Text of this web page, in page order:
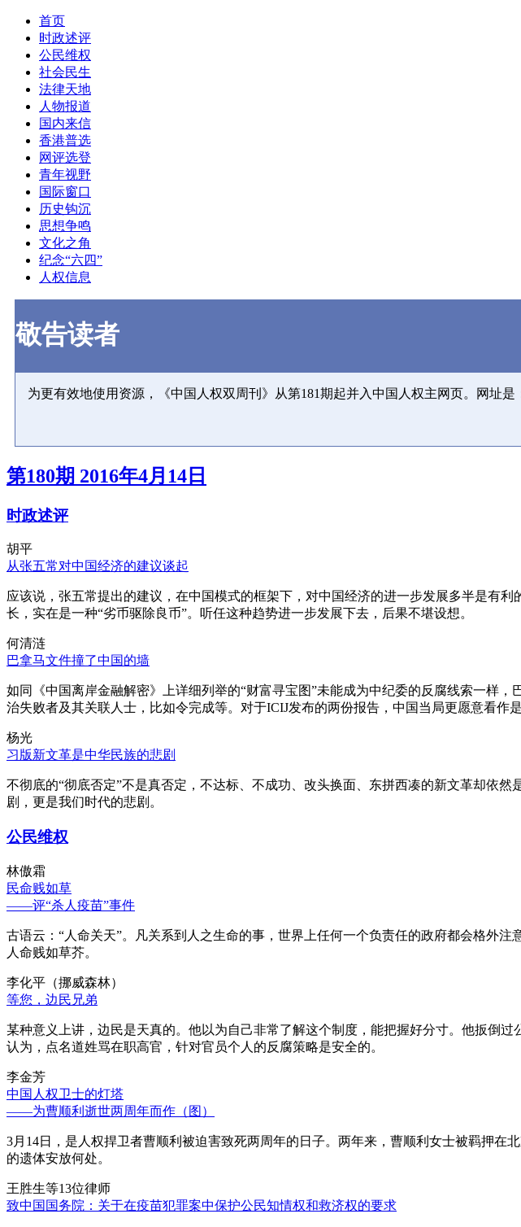
首页
时政述评
公民维权
社会民生
法律天地
人物报道
国内来信
香港普选
网评选登
青年视野
国际窗口
历史钩沉
思想争鸣
文化之角
纪念“六四”
人权信息
敬告读者
为更有效地使用资源，《中国人权双周刊》从第181期起并入中国人权主网页。网址是
第180期 2016年4月14日
时政述评
胡平
从张五常对中国经济的建议谈起
应该说，张五常提出的建议，在中国模式的框架下，对中国经济的进一步发展多半是有
长，实在是一种“劣币驱除良币”。听任这种趋势进一步发展下去，后果不堪设想。
何清涟
巴拿马文件撞了中国的墙
如同《中国离岸金融解密》上详细列举的“财富寻宝图”未能成为中纪委的反腐线索一样
治失败者及其关联人士，比如令完成等。对于ICIJ发布的两份报告，中国当局更愿意看作是
杨光
习版新文革是中华民族的悲剧
不彻底的“彻底否定”不是真否定，不达标、不成功、改头换面、东拼西凑的新文革却依
剧，更是我们时代的悲剧。
公民维权
林傲霜
民命贱如草
——评“杀人疫苗”事件
古语云：“人命关天”。凡关系到人之生命的事，世界上任何一个负责任的政府都会格外
人命贱如草芥。
李化平（挪威森林）
等您，边民兄弟
某种意义上讲，边民是天真的。他以为自己非常了解这个制度，能把握好分寸。他扳倒
认为，点名道姓骂在职高官，针对官员个人的反腐策略是安全的。
李金芳
中国人权卫士的灯塔
——为曹顺利逝世两周年而作（图）
3月14日，是人权捍卫者曹顺利被迫害致死两周年的日子。两年来，曹顺利女士被羁押
的遗体安放何处。
王胜生等13位律师
致中国国务院：关于在疫苗犯罪案中保护公民知情权和救济权的要求